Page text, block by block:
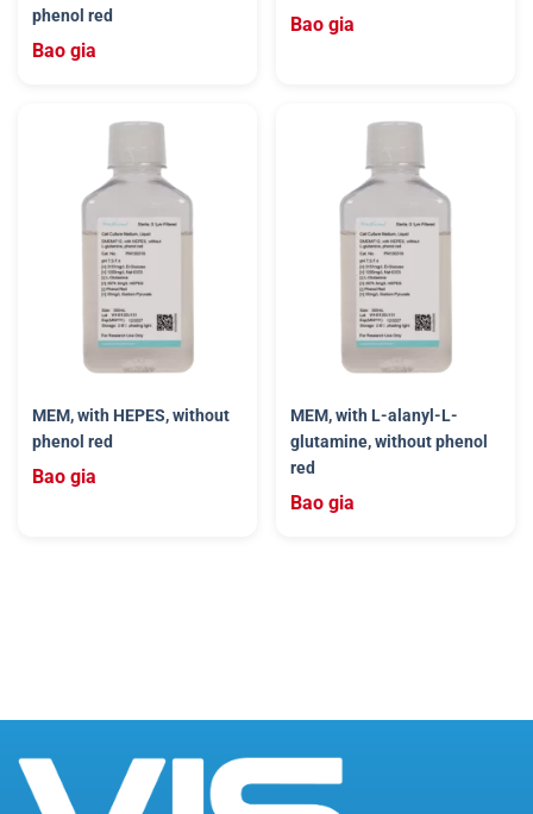
phenol red
Bao gia
Bao gia
MEM, with HEPES, without
phenol red
Bao gia
MEM, with L-alanyl-L-
glutamine, without phenol
red
Bao gia